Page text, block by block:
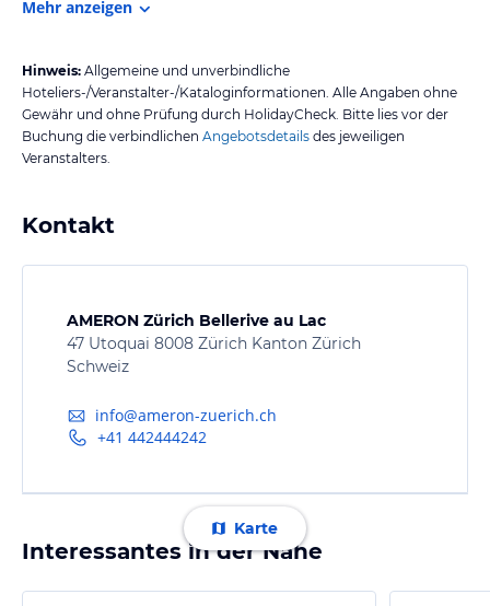
Mehr anzeigen
Hinweis: Allgemeine und unverbindliche
Hoteliers-/Veranstalter-/Kataloginformationen. Alle Angaben ohne
Gewähr und ohne Prüfung durch HolidayCheck. Bitte lies vor der
Buchung die verbindlichen Angebotsdetails des jeweiligen
Veranstalters.
Kontakt
AMERON Zürich Bellerive au Lac
47 Utoquai 8008 Zürich Kanton Zürich
Schweiz
info@ameron-zuerich.ch
+41 442444242
Karte
Interessantes in der Nähe